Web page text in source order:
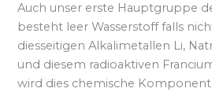
Auch unser erste Hauptgruppe
besteht leer Wasserstoff falls
diesseitigen Alkalimetallen Li,
und diesem radioaktiven
wird dies chemische